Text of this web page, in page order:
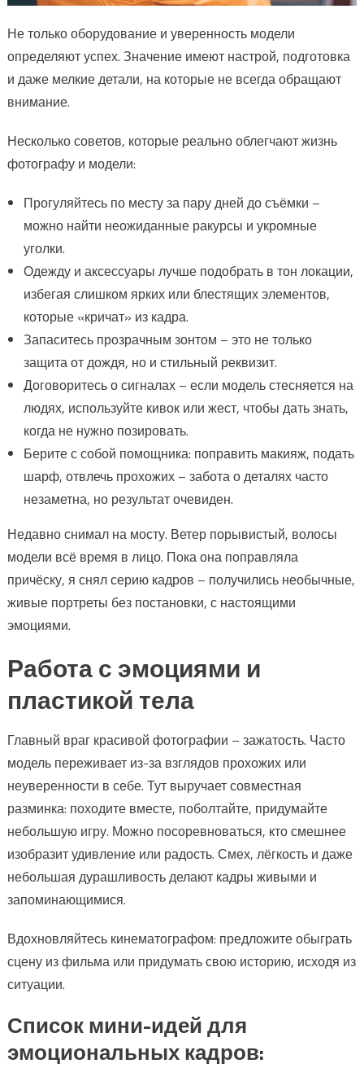
Не только оборудование и уверенность модели
определяют успех. Значение имеют настрой, подготовка
и даже мелкие детали, на которые не всегда обращают
внимание.
Несколько советов, которые реально облегчают жизнь
фотографу и модели:
Прогуляйтесь по месту за пару дней до съёмки –
можно найти неожиданные ракурсы и укромные
уголки.
Одежду и аксессуары лучше подобрать в тон локации,
избегая слишком ярких или блестящих элементов,
которые «кричат» из кадра.
Запаситесь прозрачным зонтом – это не только
защита от дождя, но и стильный реквизит.
Договоритесь о сигналах – если модель стесняется на
людях, используйте кивок или жест, чтобы дать знать,
когда не нужно позировать.
Берите с собой помощника: поправить макияж, подать
шарф, отвлечь прохожих – забота о деталях часто
незаметна, но результат очевиден.
Недавно снимал на мосту. Ветер порывистый, волосы
модели всё время в лицо. Пока она поправляла
причёску, я снял серию кадров – получились необычные,
живые портреты без постановки, с настоящими
эмоциями.
Работа с эмоциями и
пластикой тела
Главный враг красивой фотографии – зажатость. Часто
модель переживает из-за взглядов прохожих или
неуверенности в себе. Тут выручает совместная
разминка: походите вместе, поболтайте, придумайте
небольшую игру. Можно посоревноваться, кто смешнее
изобразит удивление или радость. Смех, лёгкость и даже
небольшая дурашливость делают кадры живыми и
запоминающимися.
Вдохновляйтесь кинематографом: предложите обыграть
сцену из фильма или придумать свою историю, исходя из
ситуации.
Список мини-идей для
эмоциональных кадров: